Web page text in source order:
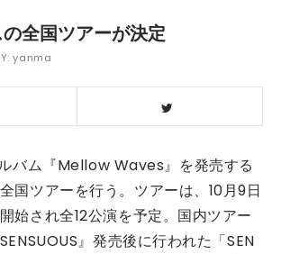
全国ツアーが決定
yanma
バム『Mellow Waves』を発売する
国ツアーを行う。ツアーは、10月9日
始され全12公演を予定。国内ツアー
』発売後に行われた「SEN